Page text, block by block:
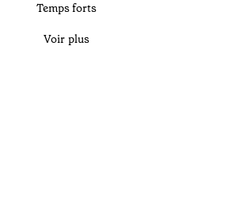
Temps forts
Voir plus